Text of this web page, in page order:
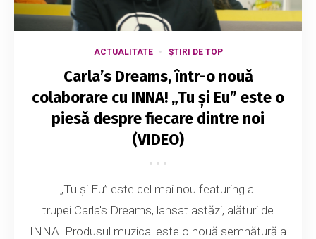
ACTUALITATE ȘTIRI DE TOP
Carla’s Dreams, într-o nouă
colaborare cu INNA! „Tu și Eu” este o
piesă despre fiecare dintre noi
(VIDEO)
„Tu și Eu” este cel mai nou featuring al
trupei Carla's Dreams, lansat astăzi, alături de
INNA. Produsul muzical este o nouă semnătură a